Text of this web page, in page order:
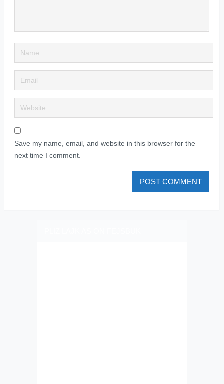
Save my name, email, and website in this browser for the
next time I comment.